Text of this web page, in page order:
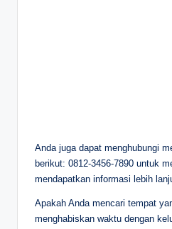
Anda juga dapat menghubungi
berikut: 0812-3456-7890 untuk
mendapatkan informasi lebih
Apakah Anda mencari tempat
menghabiskan waktu dengan